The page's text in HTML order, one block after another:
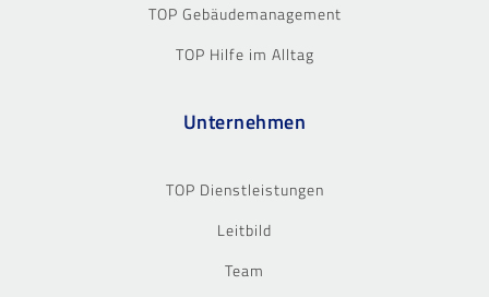
TOP Gebäudemanagement
TOP Hilfe im Alltag
Unternehmen
TOP Dienstleistungen
Leitbild
Team